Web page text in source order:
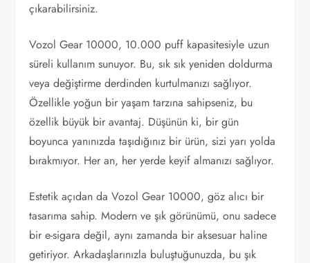
çıkarabilirsiniz.
Vozol Gear 10000, 10.000 puff kapasitesiyle uzun
süreli kullanım sunuyor. Bu, sık sık yeniden doldurma
veya değiştirme derdinden kurtulmanızı sağlıyor.
Özellikle yoğun bir yaşam tarzına sahipseniz, bu
özellik büyük bir avantaj. Düşünün ki, bir gün
boyunca yanınızda taşıdığınız bir ürün, sizi yarı yolda
bırakmıyor. Her an, her yerde keyif almanızı sağlıyor.
Estetik açıdan da Vozol Gear 10000, göz alıcı bir
tasarıma sahip. Modern ve şık görünümü, onu sadece
bir e-sigara değil, aynı zamanda bir aksesuar haline
getiriyor. Arkadaşlarınızla buluştuğunuzda, bu şık